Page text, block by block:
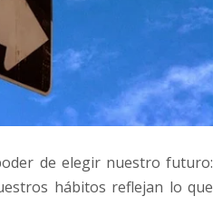
de elegir nuestro futuro:
hábitos reflejan lo que